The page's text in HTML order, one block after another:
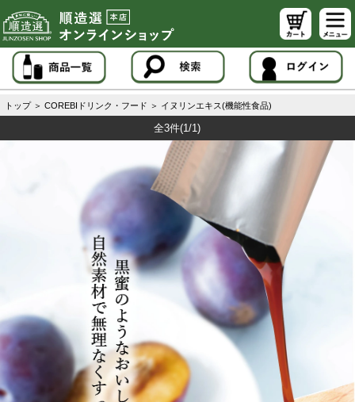
トップ ＞ COREBIドリンク・フード ＞ イヌリンエキス(機能性食品)
全3件(1/1)